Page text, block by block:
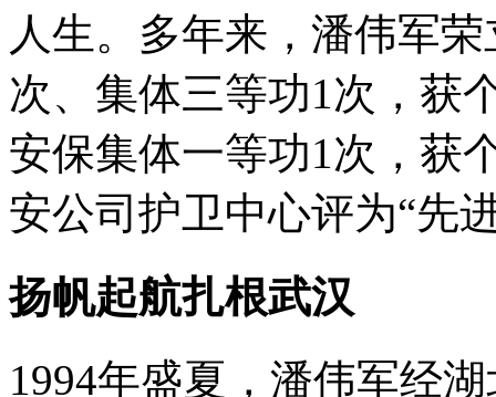
人生。多年来，潘伟军
次、集体三等功1次，获
安保集体一等功1次，获
安公司护卫中心评为“先
扬帆起航扎根武汉
1994年盛夏，潘伟军经